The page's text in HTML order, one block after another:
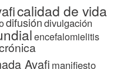
calidad de vida
difusióndivulgación
encefalomielitis
Avafi manifiesto